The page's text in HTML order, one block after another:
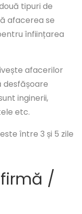
tipuri de
afacerea se
înființarea
afacerilor
desfășoare
inginerii,
etc.
între 3 și 5 zile
/